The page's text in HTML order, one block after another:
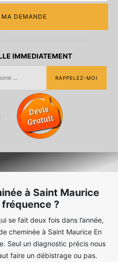
IMMEDIATEMENT
à Saint Maurice
fréquence ?
se fait deux fois dans l’année,
cheminée à Saint Maurice En
Seul un diagnostic précis nous
faire un débistrage ou pas.